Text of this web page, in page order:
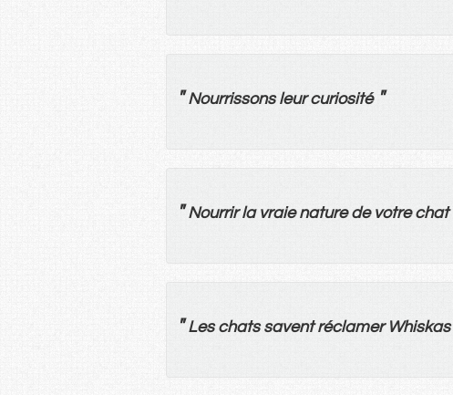
" Nourrissons leur curiosité "
" Nourrir la vraie nature de votre chat
" Les chats savent réclamerWhiskas